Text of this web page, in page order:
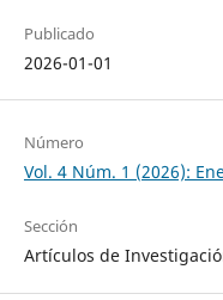
Publicado
2026-01-01
Número
Vol. 4 Núm. 1 (2026):
Sección
Artículos de